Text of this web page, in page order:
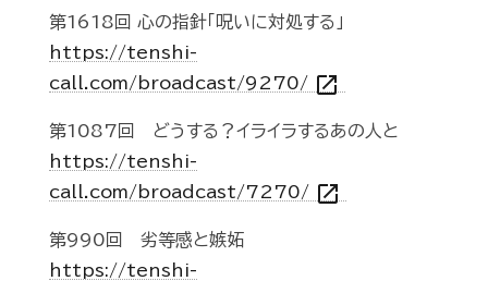
第1618回 心の指針「呪いに対処する」
https://tenshi-
call.com/broadcast/9270/ open_in_new
第1087回 どうする？イライラするあの人と
https://tenshi-
call.com/broadcast/7270/ open_in_new
第990回 劣等感と嫉妬
https://tenshi-